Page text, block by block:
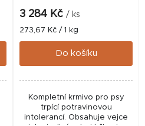
3 284 Kč / ks
Měrná
cena:
273,67 Kč / 1 kg
Do košíku
Kompletní krmivo pro psy
trpící potravinovou
intolerancí. Obsahuje vejce